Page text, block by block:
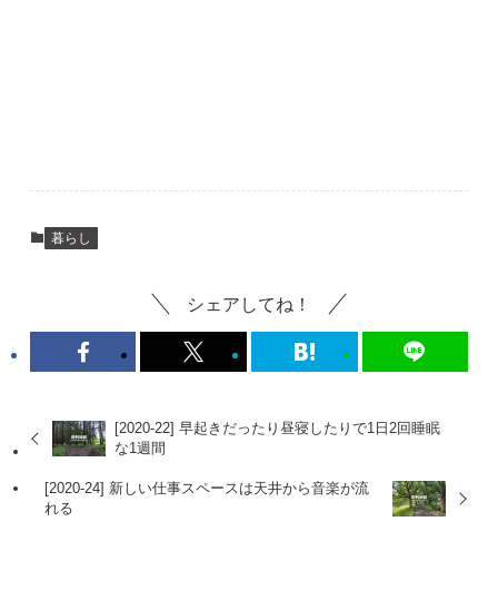
暮らし
シェアしてね！
[2020-22] 早起きだったり昼寝したりで1日2回睡眠
な1週間
[2020-24] 新しい仕事スペースは天井から音楽が流
れる